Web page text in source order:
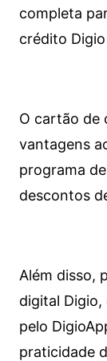
completa
crédito
O cartão de
vantagens
programa
descontos
Além disso,
digital
pelo
praticidade